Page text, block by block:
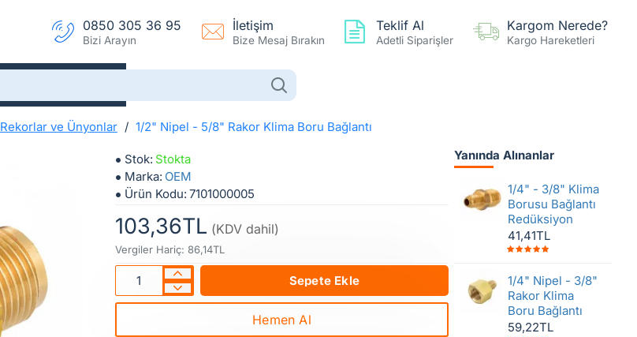
0850 305 36 95
Bizi Arayın
İletişim
Bize Mesaj Bırakın
Teklif Al
Adetli Siparişler
Kargom Nerede?
Kargo Hareketleri
Rekorlar ve Ünyonlar
1/2" Nipel - 5/8" Rakor Klima Boru Bağlantı
Stok: Stokta
Marka: OEM
Ürün Kodu: 7101000005
103,36TL (KDV dahil)
Vergiler Hariç: 86,14TL
Sepete Ekle
Hemen Al
Yanında Alınanlar
1/4" - 3/8" Klima
Borusu Bağlantı
Redüksiyon
41,41TL
1/4" Nipel - 3/8"
Rakor Klima
Boru Bağlantı
59,22TL